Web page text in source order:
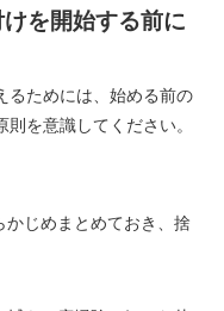
を開始する前に
るためには、始める前の
を意識してください。
じめまとめておき、捨